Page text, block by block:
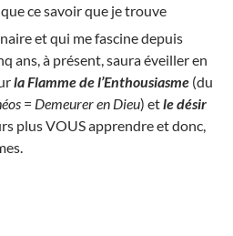
que ce savoir que je trouve
et qui me fascine depuis
ans, à présent, saura éveiller en
la Flamme de l’Enthousiasme (du
= Demeurer en Dieu) etle désir
plus VOUS apprendre et donc,